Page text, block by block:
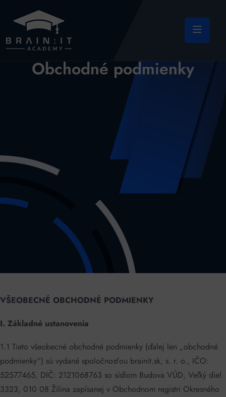
Obchodné podmienky
VŠEOBECNÉ OBCHODNÉ PODMIENKY
I. Základné ustanovenia
1.1 Tieto všeobecné obchodné podmienky (ďalej len „obchodné
podmienky“) sú vydané spoločnosťou brainit.sk, s. r. o., IČO:
52577465, DIČ: 2121068763 so sídlom Budova VÚD, Veľký diel
3323, 010 08 Žilina zapísanej v Obchodnom registri Okresného